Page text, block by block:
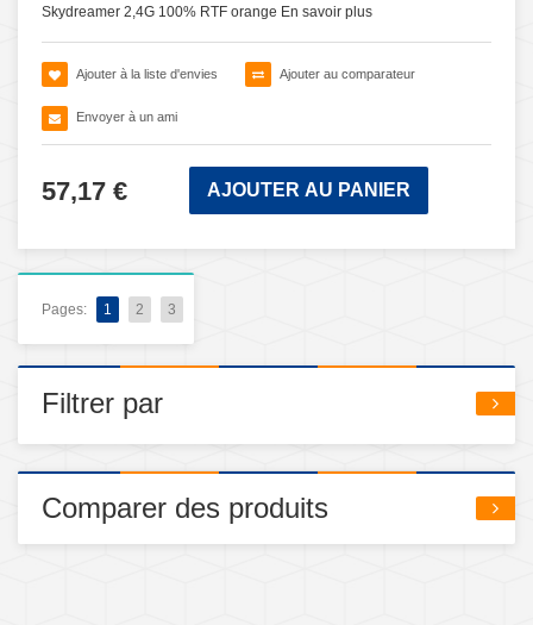
Skydreamer 2,4G 100% RTF orange En savoir plus
Ajouter à la liste d'envies Ajouter au comparateur
Envoyer à un ami
57,17 € AJOUTER AU PANIER
Pages: 1 2 3
Filtrer par
Comparer des produits